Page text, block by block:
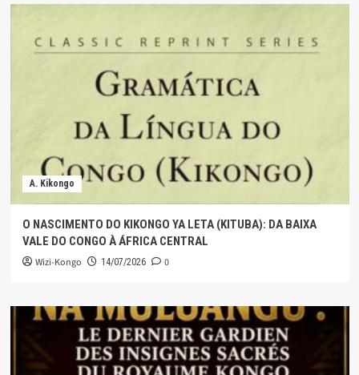
A. Kikongo
O NASCIMENTO DO KIKONGO YA LETA (KITUBA): DA BAIXA
VALE DO CONGO À ÁFRICA CENTRAL
Wizi-Kongo 14/07/2026 0